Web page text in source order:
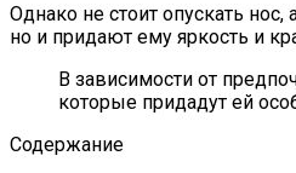
Однако не стоит опускать
но и придают ему яркость и
В зависимости от
которые придадут ей
Содержание